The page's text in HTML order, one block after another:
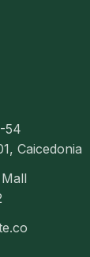
54
Caicedonia